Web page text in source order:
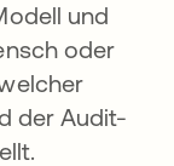
und
oder
der Audit-